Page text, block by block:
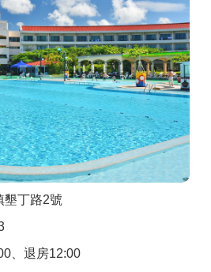
墾丁路2號
、退房12:00